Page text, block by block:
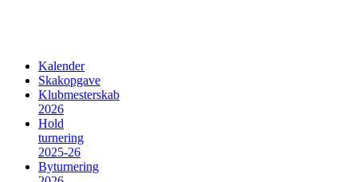
Kalender
Skakopgave
Klubmesterskab
2026
Hold
turnering
2025-26
Byturnering